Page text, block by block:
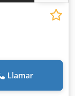
Llamar